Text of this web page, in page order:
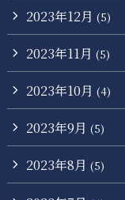
2023年12月 (5)
2023年11月 (5)
2023年10月 (4)
2023年9月 (5)
2023年8月 (5)